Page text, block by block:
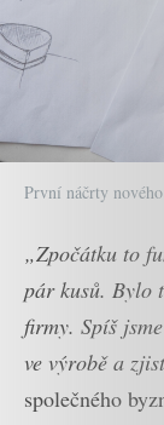
První náčrty
„Zpočátku to
pár kusů. Bylo
firmy. Spíš
ve výrobě a
společného